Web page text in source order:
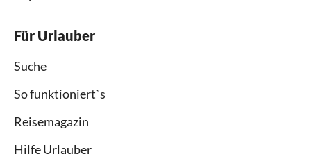
Für Urlauber
Suche
So funktioniert`s
Reisemagazin
Hilfe Urlauber